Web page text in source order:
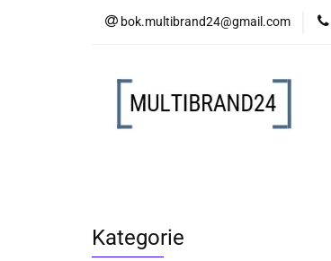
bok.multibrand24@gmail.com
MEBLE
Kategorie